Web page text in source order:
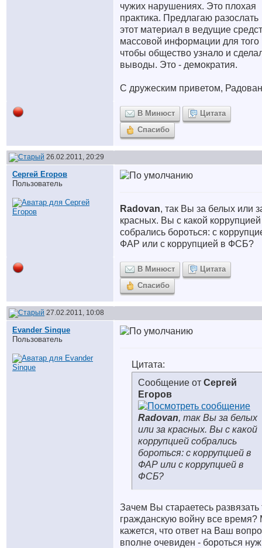
чужих нарушениях. Это плохая
практика. Предлагаю разослать
этот материал в ведущие
массовой информации для того
чтобы общество узнало и
выводы. Это - демократия.
С дружеским приветом,
В Минюст
Цитата
Спасибо
26.02.2011, 20:29
Сергей Егоров
Пользователь
Radovan, так Вы за белых или
красных. Вы с какой коррупцией
собрались бороться: с
ФАР или с коррупцией в ФСБ?
В Минюст
Цитата
Спасибо
27.02.2011, 10:08
Evander Sinque
Пользователь
Цитата:
Сообщение от Сергей
Егоров
Radovan, так Вы за белых
или за красных. Вы с какой
коррупцией собрались
бороться: с коррупцией в
ФАР или с коррупцией в
ФСБ?
Зачем Вы стараетесь развязать
гражданскую войну все время?
кажется, что ответ на Ваш
вполне очевиден - бороться